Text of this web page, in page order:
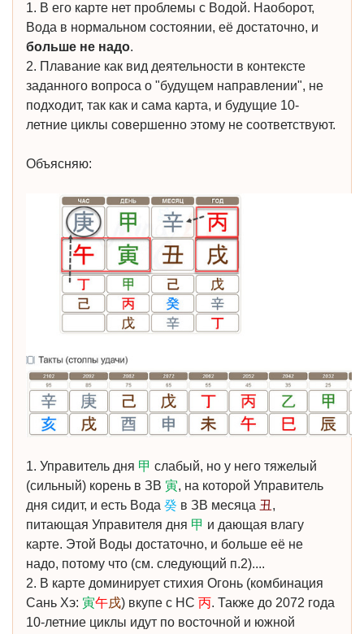
1. В его карте нет проблемы с Водой. Наоборот,
Вода в нормальном состоянии, её достаточно, и
больше не надо.
2. Плавание как вид деятельности в контексте
заданного вопроса о "будущем направлении", не
подходит, так как и сама карта, и будущие 10-
летние циклы совершенно этому не соответствуют.
Объясняю:
1. Управитель дня 甲 слабый, но у него тяжелый
(сильный) корень в ЗВ 寅, на которой Управитель
дня сидит, и есть Вода 癸 в ЗВ месяца 丑 ,
питающая Управителя дня 甲 и дающая влагу
карте. Этой Воды достаточно, и больше её не
надо, потому что (см. следующий п.2)....
2. В карте доминирует стихия Огонь (комбинация
Сань Хэ: 寅午戌) вкупе с НС 丙. Также до 2072 года
10-летние циклы идут по восточной и южной